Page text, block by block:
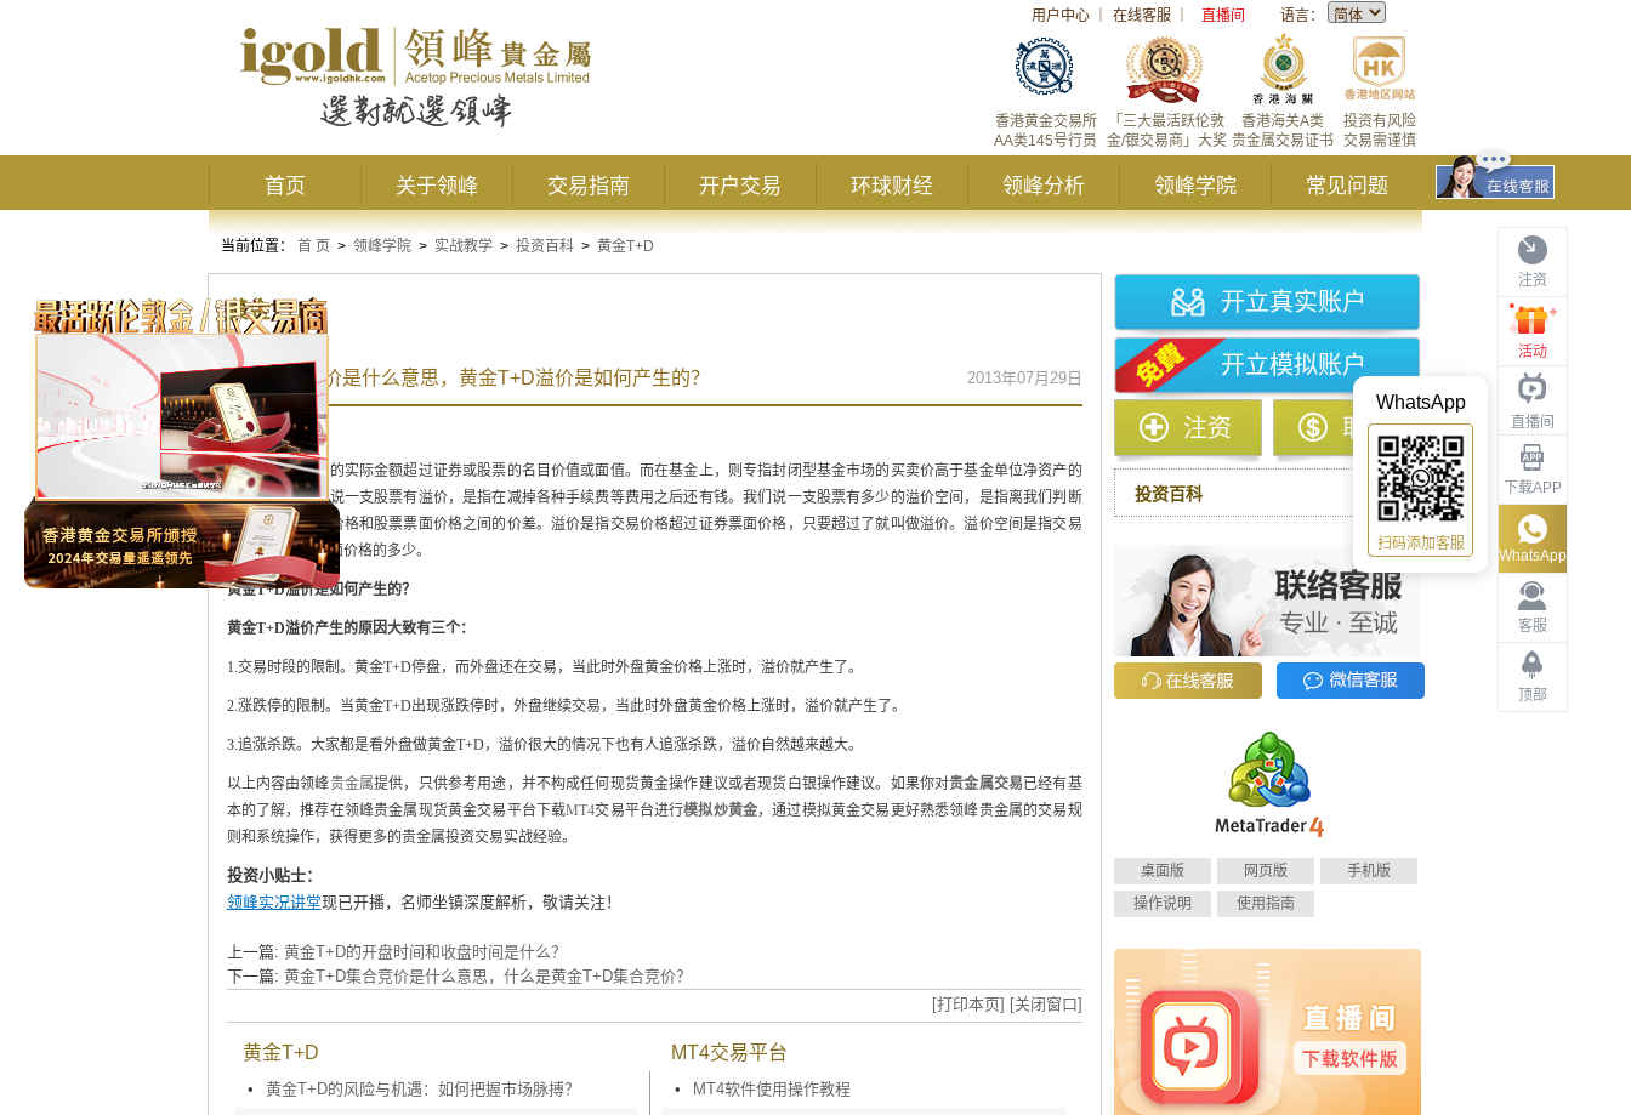
用户中心 在线客服 直播间 语言：
投资有风险
交易需谨慎
香港海关A类
贵金属交易证书
「三大最活跃伦敦
金/银交易商」大奖
香港黄金交易所
AA类145号行员
首页 关于领峰 交易指南 开户交易 环球财经 领峰分析 领峰学院 常见问题
注资
活动
直播间
下载APP
客服
顶部
WhatsApp
WhatsApp
扫码添加客服
当前位置： 首 页 > 领峰学院 > 实战教学 > 投资百科 > 黄金T+D
黄金T+D
黄金T+D溢价是什么意思，黄金T+D溢价是如何产生的？ 2013年07月29日
什么是溢价？
溢价乃指所支付的实际金额超过证券或股票的名目价值或面值。而在基金上，则专指封闭型基金市场的买卖价高于基金单位净资产的
价值。我们通常说一支股票有溢价，是指在减掉各种手续费等费用之后还有钱。我们说一支股票有多少的溢价空间，是指离我们判断
这支股票的目标价格和股票票面价格之间的价差。溢价是指交易价格超过证券票面价格，只要超过了就叫做溢价。溢价空间是指交易
价格超过证券票面价格的多少。
黄金T+D溢价是如何产生的？
黄金T+D溢价产生的原因大致有三个：
1.交易时段的限制。黄金T+D停盘，而外盘还在交易，当此时外盘黄金价格上涨时，溢价就产生了。
2.涨跌停的限制。当黄金T+D出现涨跌停时，外盘继续交易，当此时外盘黄金价格上涨时，溢价就产生了。
3.追涨杀跌。大家都是看外盘做黄金T+D，溢价很大的情况下也有人追涨杀跌，溢价自然越来越大。
以上内容由领峰贵金属提供，只供参考用途，并不构成任何现货黄金操作建议或者现货白银操作建议。如果你对贵金属交易已经有基
本的了解，推荐在领峰贵金属现货黄金交易平台下载MT4交易平台进行模拟炒黄金，通过模拟黄金交易更好熟悉领峰贵金属的交易规
则和系统操作，获得更多的贵金属投资交易实战经验。
投资小贴士：
领峰实况讲堂现已开播，名师坐镇深度解析，敬请关注！
上一篇: 黄金T+D的开盘时间和收盘时间是什么？
下一篇: 黄金T+D集合竞价是什么意思，什么是黄金T+D集合竞价？
[打印本页] [关闭窗口]
黄金T+D
•
黄金T+D的风险与机遇：如何把握市场脉搏？
MT4交易平台
•
MT4软件使用操作教程
开立真实账户
开立模拟账户
注资 取款
投资百科
桌面版 网页版
手机版
操作说明
使用指南